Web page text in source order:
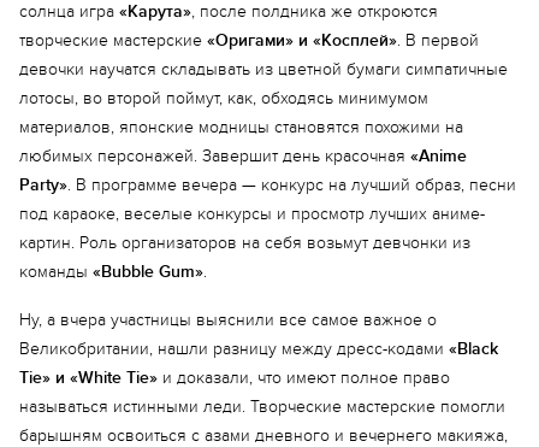
солнца игра «Карута», после полдника же откроются
творческие мастерские «Оригами» и «Косплей». В первой
девочки научатся складывать из цветной бумаги симпатичные
лотосы, во второй поймут, как, обходясь минимумом
материалов, японские модницы становятся похожими на
любимых персонажей. Завершит день красочная «Anime
Party». В программе вечера — конкурс на лучший образ, песни
под караоке, веселые конкурсы и просмотр лучших аниме-
картин. Роль организаторов на себя возьмут девчонки из
команды «Bubble Gum».
Ну, а вчера участницы выяснили все самое важное о
Великобритании, нашли разницу между дресс-кодами «Black
Tie» и «White Tie» и доказали, что имеют полное право
называться истинными леди. Творческие мастерские помогли
барышням освоиться с азами дневного и вечернего макияжа,